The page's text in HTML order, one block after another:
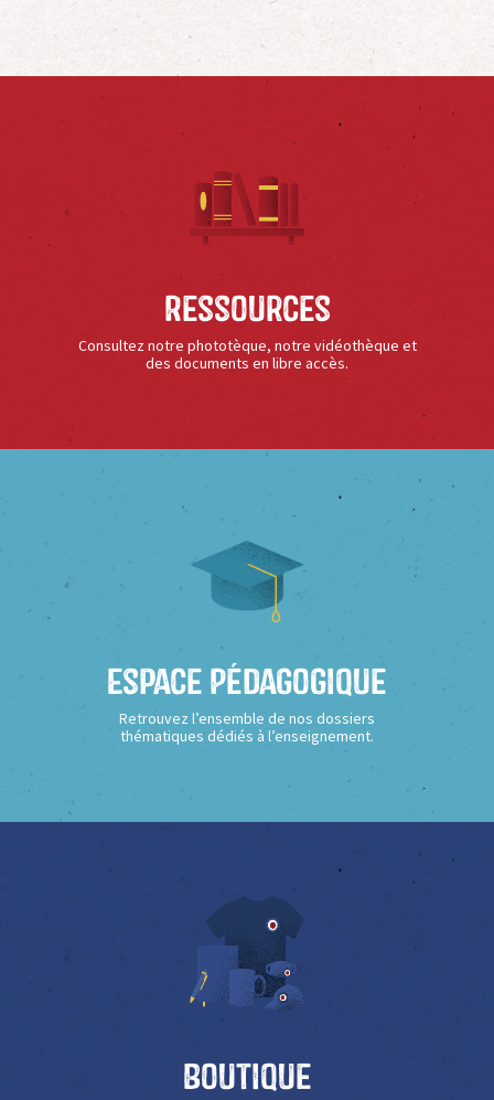
Ressources
Consultez notre phototèque, notre vidéothèque et
des documents en libre accès.
Espace Pédagogique
Retrouvez l’ensemble de nos dossiers
thématiques dédiés à l’enseignement.
Boutique